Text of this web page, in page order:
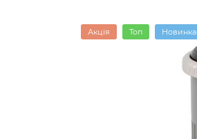
Акція Топ Новинка